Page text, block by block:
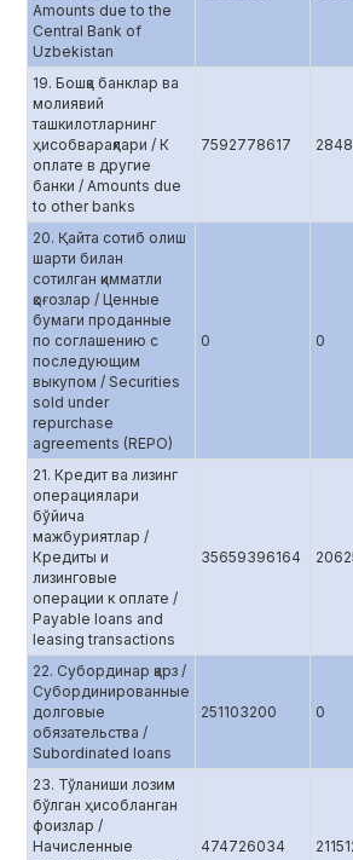
Amounts due to the
Central Bank of
Uzbekistan
19. Бошқа банклар ва
молиявий
ташкилотларнинг
ҳисобварақлари / К
оплате в другие
банки / Amounts due
to other banks
7592778617
20. Қайта сотиб олиш
шарти билан
сотилган қимматли
қоғозлар / Ценные
бумаги проданные
по соглашению с
последующим
выкупом / Securities
sold under
repurchase
agreements (REPO)
0 0
21. Кредит ва лизинг
операциялари
бўйича
мажбуриятлар /
Кредиты и
лизинговые
операции к оплате /
Payable loans and
leasing transactions
35659396164
22. Субординар қарз /
Субординированные
долговые
обязательства /
Subordinated loans
251103200 0
23. Тўланиши лозим
бўлган ҳисобланган
фоизлар /
Начисленные
474726034